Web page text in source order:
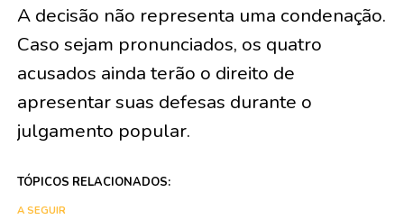
A decisão não representa uma condenação.
Caso sejam pronunciados, os quatro
acusados ainda terão o direito de
apresentar suas defesas durante o
julgamento popular.
TÓPICOS RELACIONADOS:
A SEGUIR